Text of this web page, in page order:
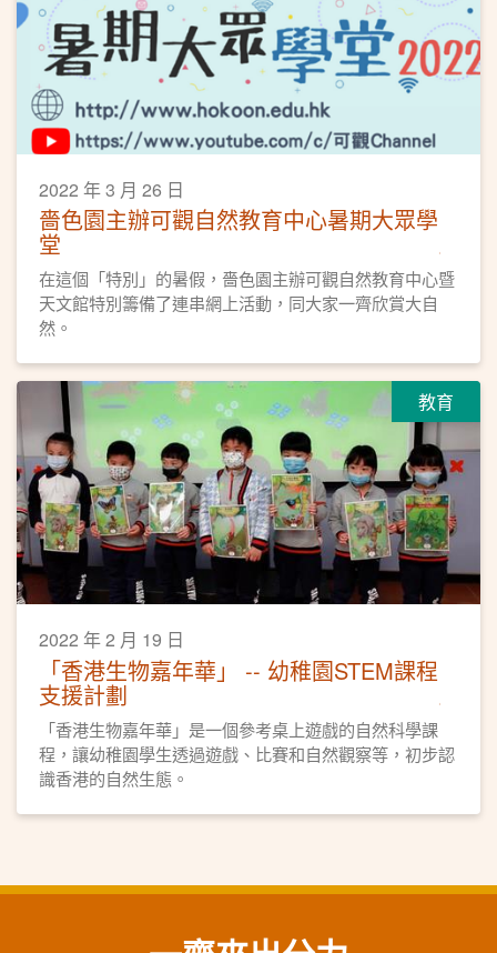
2022 年 3 月 26 日
嗇色園主辦可觀自然教育中心暑期大眾學
堂
在這個「特別」的暑假，嗇色園主辦可觀自然教育中心暨
天文館特別籌備了連串網上活動，同大家一齊欣賞大自
然。
教育
2022 年 2 月 19 日
「香港生物嘉年華」 -- 幼稚園STEM課程
支援計劃
「香港生物嘉年華」是一個參考桌上遊戲的自然科學課
程，讓幼稚園學生透過遊戲、比賽和自然觀察等，初步認
識香港的自然生態。